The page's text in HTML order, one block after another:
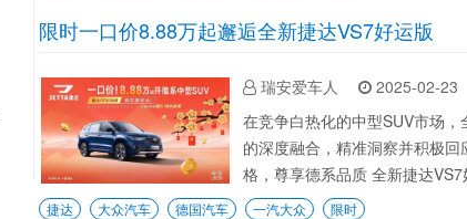
限时一口价8.88万起邂逅全新捷达VS7好运版
瑞安爱车人 2025-02-23
在竞争白热化的中型SUV市场
的深度融合，精准洞察并积极
格，尊享德系品质 全新捷达
捷达 大众汽车 德国汽车 一汽大众 限时